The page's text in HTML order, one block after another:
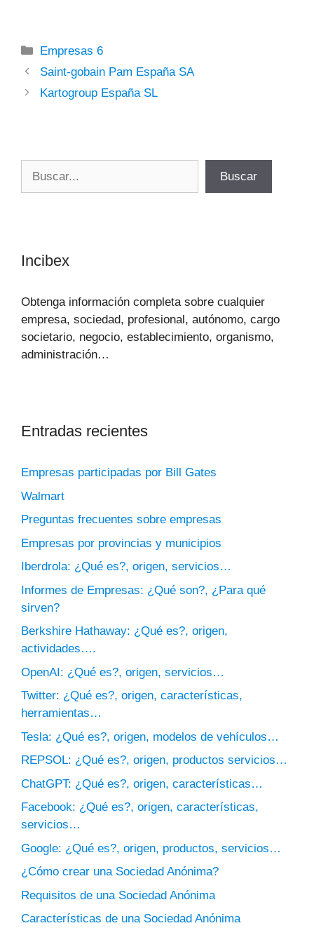
Categorías
Empresas 6
Saint-gobain Pam España SA
Kartogroup España SL
Buscar
Incibex
Obtenga información completa sobre cualquier
empresa, sociedad, profesional, autónomo, cargo
societario, negocio, establecimiento, organismo,
administración…
Entradas recientes
Empresas participadas por Bill Gates
Walmart
Preguntas frecuentes sobre empresas
Empresas por provincias y municipios
Iberdrola: ¿Qué es?, origen, servicios…
Informes de Empresas: ¿Qué son?, ¿Para qué
sirven?
Berkshire Hathaway: ¿Qué es?, origen,
actividades….
OpenAI: ¿Qué es?, origen, servicios…
Twitter: ¿Qué es?, origen, características,
herramientas…
Tesla: ¿Qué es?, origen, modelos de vehículos…
REPSOL: ¿Qué es?, origen, productos servicios…
ChatGPT: ¿Qué es?, origen, características…
Facebook: ¿Qué es?, origen, características,
servicios…
Google: ¿Qué es?, origen, productos, servicios…
¿Cómo crear una Sociedad Anónima?
Requisitos de una Sociedad Anónima
Características de una Sociedad Anónima